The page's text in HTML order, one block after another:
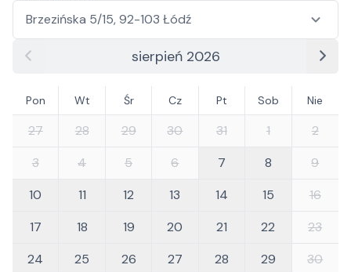
sierpień 2026
Pon Wt Śr Cz Pt Sob Nie
27 28 29 30 31 1
2
3
4 5 6 7 8
9
10
11 12 13 14 15
16
17
18 19 20 21 22
23
24
25 26 27 28 29
30